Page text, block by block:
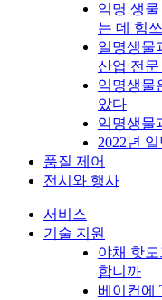
익명 생
는 데 힘
일명생물
산업 전
익명생물
았다
익명생물
2022년
품질 제어
전시와 행사
서비스
기술 지원
야채 핫
합니까
베이컨에